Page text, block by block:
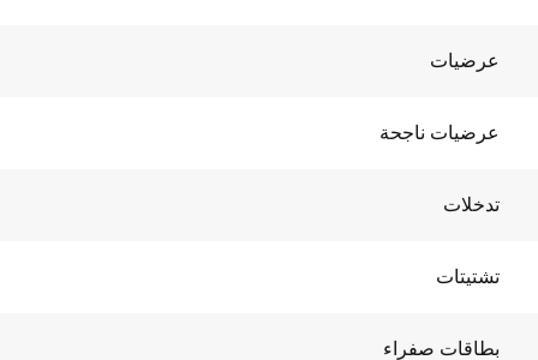
عرضيات
عرضيات ناجحة
تدخلات
تشتيتات
بطاقات صفراء